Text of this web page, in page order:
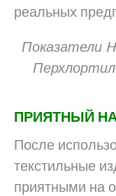
реальных
Показатели
ПРИЯТНЫЙ
После
текстильные
приятными на